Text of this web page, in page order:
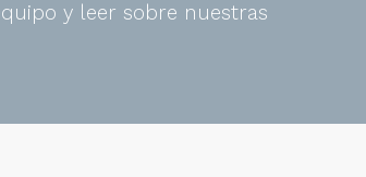
y leer sobre nuestras